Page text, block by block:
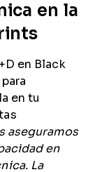
en la
en Black
en tu
aseguramos
en
La